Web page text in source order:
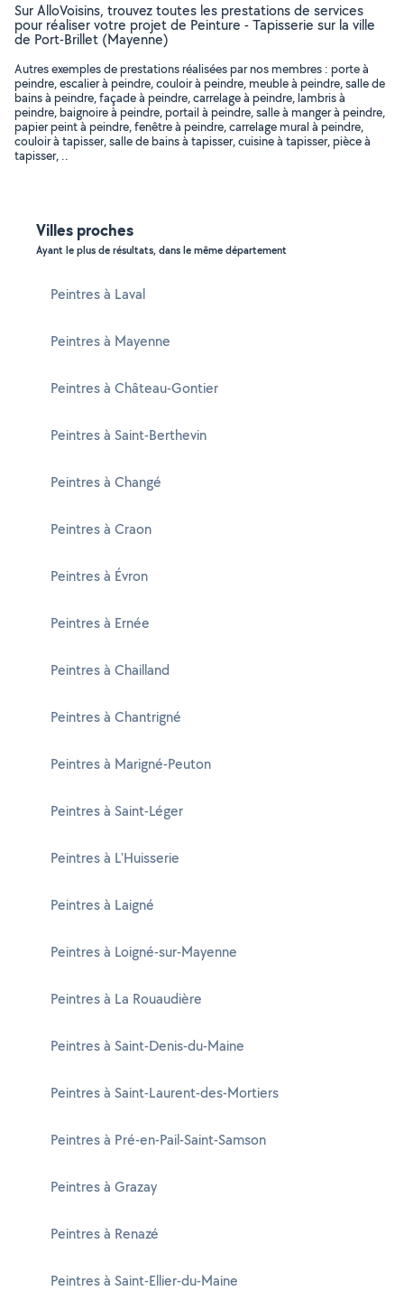
Sur AlloVoisins, trouvez toutes les prestations de services
pour réaliser votre projet de Peinture - Tapisserie sur la ville
de Port-Brillet (Mayenne)
Autres exemples de prestations réalisées par nos membres : porte à
peindre, escalier à peindre, couloir à peindre, meuble à peindre, salle de
bains à peindre, façade à peindre, carrelage à peindre, lambris à
peindre, baignoire à peindre, portail à peindre, salle à manger à peindre,
papier peint à peindre, fenêtre à peindre, carrelage mural à peindre,
couloir à tapisser, salle de bains à tapisser, cuisine à tapisser, pièce à
tapisser, ..
Villes proches
Ayant le plus de résultats, dans le même département
Peintres à Laval
Peintres à Mayenne
Peintres à Château-Gontier
Peintres à Saint-Berthevin
Peintres à Changé
Peintres à Craon
Peintres à Évron
Peintres à Ernée
Peintres à Chailland
Peintres à Chantrigné
Peintres à Marigné-Peuton
Peintres à Saint-Léger
Peintres à L'Huisserie
Peintres à Laigné
Peintres à Loigné-sur-Mayenne
Peintres à La Rouaudière
Peintres à Saint-Denis-du-Maine
Peintres à Saint-Laurent-des-Mortiers
Peintres à Pré-en-Pail-Saint-Samson
Peintres à Grazay
Peintres à Renazé
Peintres à Saint-Ellier-du-Maine